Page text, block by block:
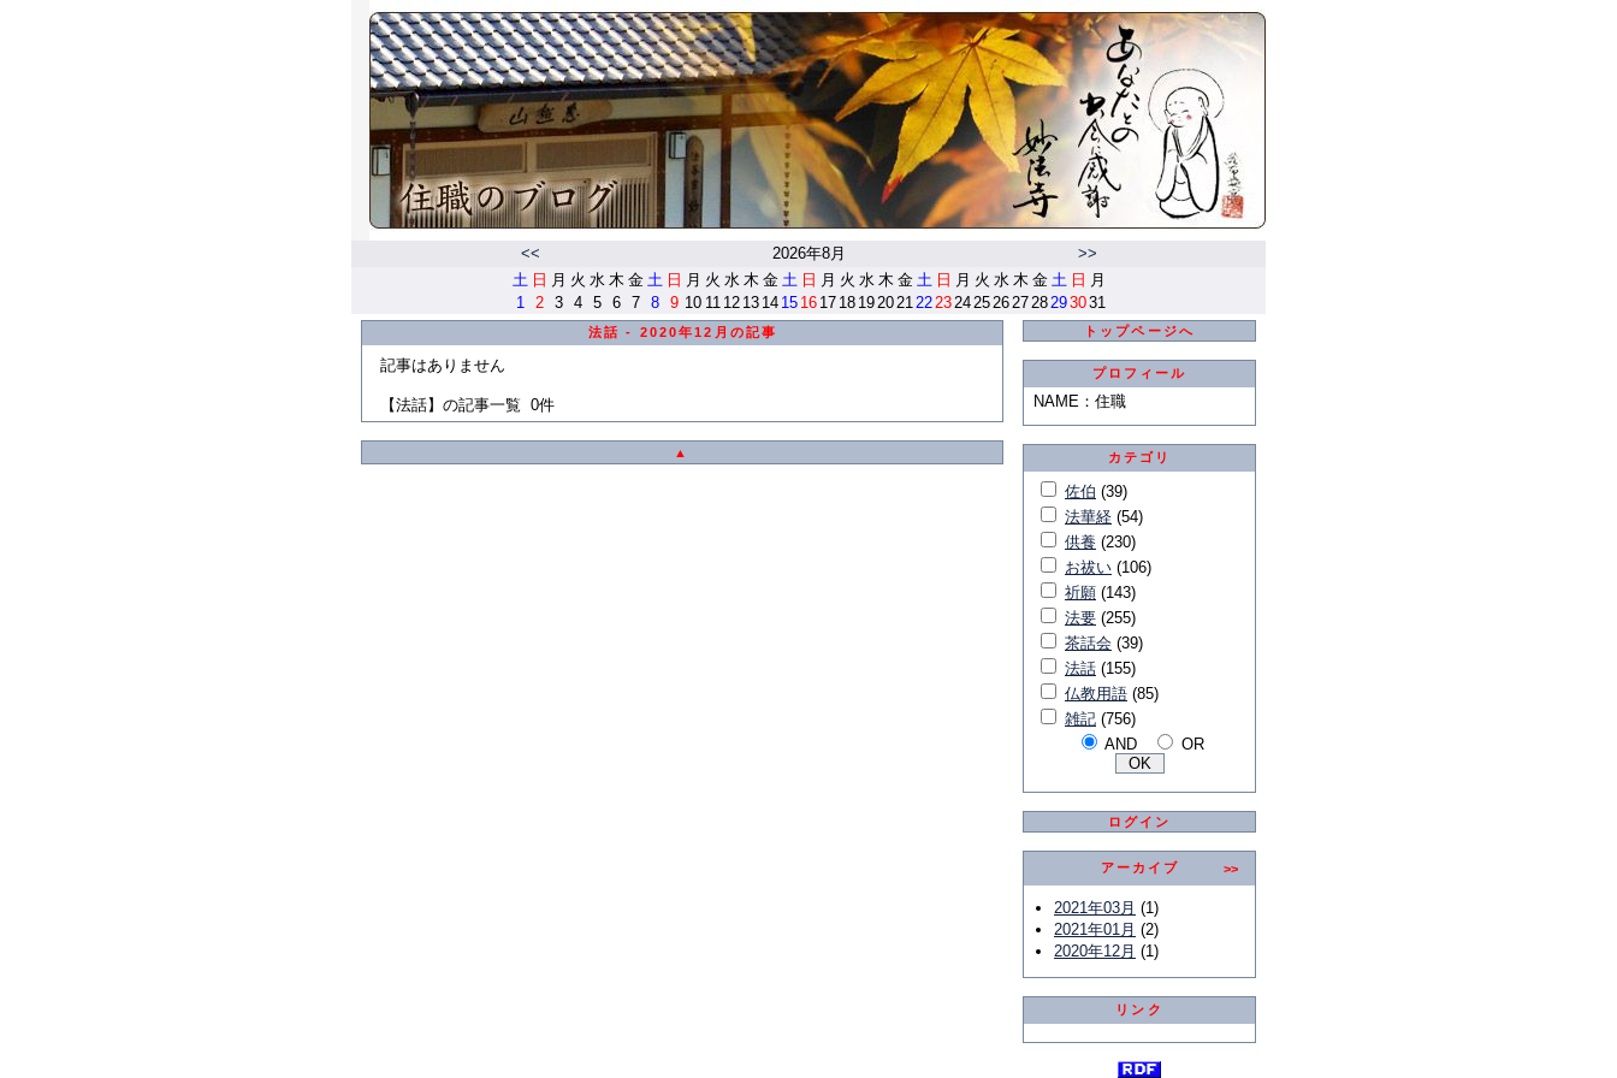
<< 2026年8月
>>
土 日 月 火 水 木 金 土 日 月 火 水 木 金 土 日 月 火 水 木 金 土 日 月 火 水 木 金 土 日 月
1
2 3 4 5 6 7 8 9 10 11 12 13 14 15 16 17 18 19202122232425262728293031
法話 - 2020年12月の記事
記事はありません
【法話】の記事一覧 0件
▲
トップページへ
プロフィール
NAME ： 住職
カテゴリ
佐伯 (39)
法華経 (54)
供養 (230)
お祓い (106)
祈願 (143)
法要 (255)
茶話会 (39)
法話 (155)
仏教用語 (85)
雑記 (756)
AND
OR
ログイン
アーカイブ >>
2021年03月 (1)
2021年01月 (2)
2020年12月 (1)
リンク